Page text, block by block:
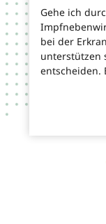
Gehe ich
bei der
unterstützen
entscheiden.